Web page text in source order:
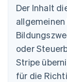
Der Inhalt
oder
Stripe
für die
Australien
English
Belgien
Nederlands